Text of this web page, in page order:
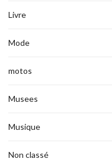
Livre
Mode
motos
Musees
Musique
Non classé